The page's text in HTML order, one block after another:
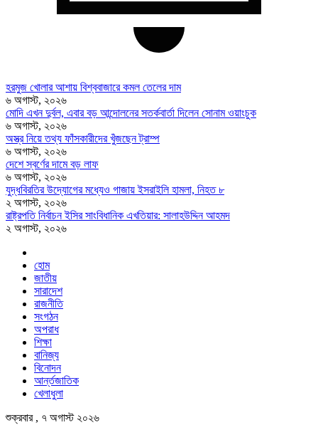
হরমুজ খোলার আশায় বিশ্ববাজারে কমল তেলের দাম
৬ অগাস্ট, ২০২৬
মোদি এখন দুর্বল, এবার বড় আন্দোলনের সতর্কবার্তা দিলেন সোনাম ওয়াংচুক
৬ অগাস্ট, ২০২৬
অস্ত্র নিয়ে তথ্য ফাঁসকারীদের খুঁজছেন ট্রাম্প
৬ অগাস্ট, ২০২৬
দেশে স্বর্ণের দামে বড় লাফ
৬ অগাস্ট, ২০২৬
যুদ্ধবিরতির উদ্যোগের মধ্যেও গাজায় ইসরাইলি হামলা, নিহত ৮
২ অগাস্ট, ২০২৬
রাষ্ট্রপতি নির্বাচন ইসির সাংবিধানিক এখতিয়ার: সালাহউদ্দিন আহমদ
২ অগাস্ট, ২০২৬
হোম
জাতীয়
সারাদেশ
রাজনীতি
সংগঠন
অপরাধ
শিক্ষা
বানিজ্য
বিনোদন
আর্ন্তজাতিক
খেলাধুলা
শুক্রবার , ৭ অগাস্ট ২০২৬